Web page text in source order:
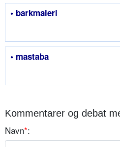
• barkmaleri
• mastaba
Kommentarer og debat
Navn*: